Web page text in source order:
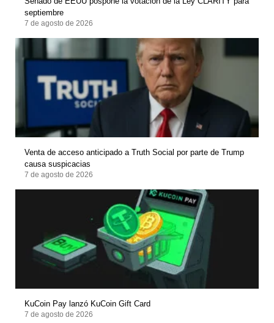
septiembre
7 de agosto de 2026
Venta de acceso anticipado a Truth Social por parte de Trump
causa suspicacias
7 de agosto de 2026
KuCoin Pay lanzó KuCoin Gift Card
7 de agosto de 2026